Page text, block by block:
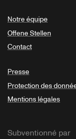
Notre équipe
Offene Stellen
Contact
Presse
Protection des
Mentions légales
Subventionné par